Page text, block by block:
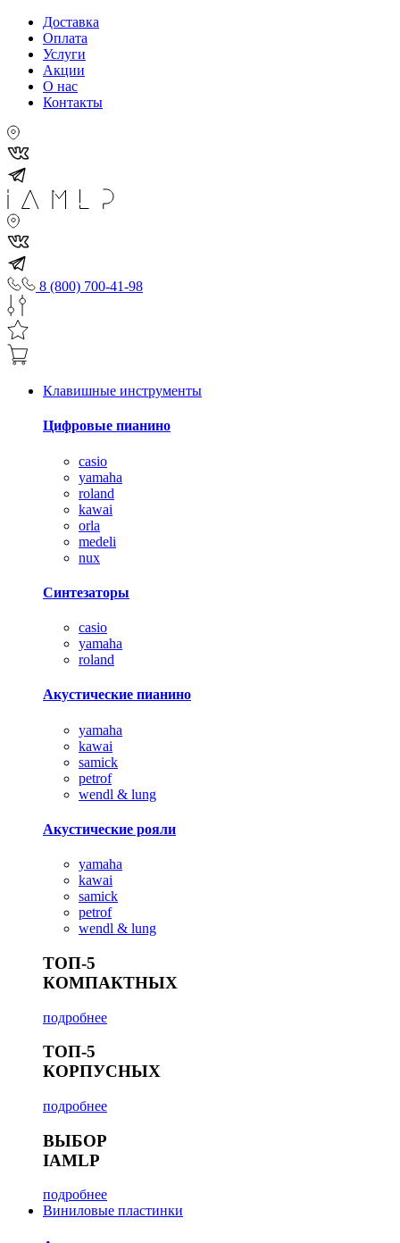
Доставка
Оплата
Услуги
Акции
О нас
Контакты
8 (800) 700-41-98
Клавишные инструменты
Цифровые пианино
casio
yamaha
roland
kawai
orla
medeli
nux
Синтезаторы
casio
yamaha
roland
Акустические пианино
yamaha
kawai
samick
petrof
wendl & lung
Акустические рояли
yamaha
kawai
samick
petrof
wendl & lung
ТОП-5
КОМПАКТНЫХ
подробнее
ТОП-5
КОРПУСНЫХ
подробнее
ВЫБОР
IAMLP
подробнее
Виниловые пластинки